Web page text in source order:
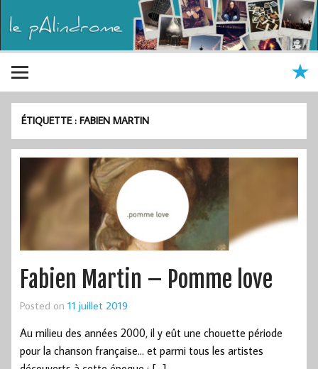
ÉTIQUETTE :FABIEN MARTIN
Fabien Martin – Pomme love
Posted on 11 juillet 2019
Au milieu des années 2000, il y eût une chouette période
pour la chanson française… et parmi tous les artistes